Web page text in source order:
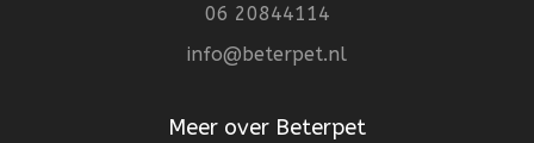
06 20844114
info@beterpet.nl
Meer over Beterpet